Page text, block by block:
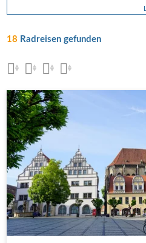
18 Radreisen gefunden